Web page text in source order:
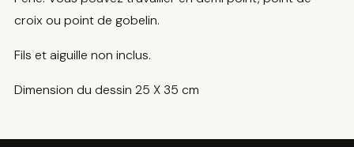
croix ou point de gobelin.
Fils et aiguille non inclus.
Dimension du dessin 25 X 35 cm